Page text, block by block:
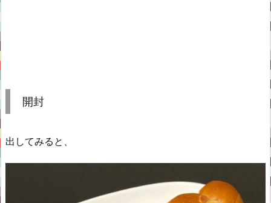
開封
出してみると、